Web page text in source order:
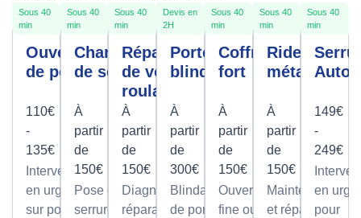
Sous 40
min
Ouverture
de porte
110€
-
135€
Intervention
en urgence
sur portes
Sous 40
min
Changement
de serrure
À
partir
de
150€
Pose de
serrures,
Sous 40
min
Réparation
de volet
roulant
À
partir
de
150€
Diagnostic et
réparation de
Devis en
2H
Porte
blindée
À
partir
de
300€
Blindage
de porte
Sous 40
min
Coffre
fort
À
partir
de
150€
Ouverture
fine ou par
Sous 40
min
Rideau
métallique
À
partir
de
150€
Maintenance
et réparation
Sous 40
min
149€
-
249€
en
pour